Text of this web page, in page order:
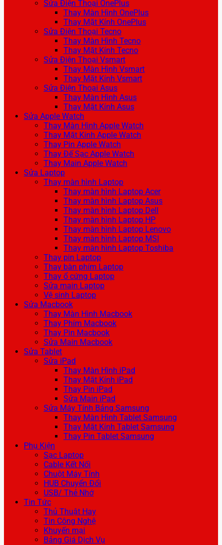
Sửa Điện Thoại OnePlus
Thay Màn Hình OnePlus
Thay Mặt Kính OnePlus
Sửa Điện Thoại Tecno
Thay Màn Hình Tecno
Thay Mặt Kính Tecno
Sửa Điện Thoại Vsmart
Thay Màn Hình Vsmart
Thay Mặt Kính Vsmart
Sửa Điện Thoại Asus
Thay Màn Hình Asus
Thay Mặt Kính Asus
Sửa Apple Watch
Thay Màn Hình Apple Watch
Thay Mặt Kính Apple Watch
Thay Pin Apple Watch
Thay Đế Sạc Apple Watch
Thay Main Apple Watch
Sửa Laptop
Thay màn hình Laptop
Thay màn hình Laptop Acer
Thay màn hình Laptop Asus
Thay màn hình Laptop Dell
Thay màn hình Laptop HP
Thay màn hình Laptop Lenovo
Thay màn hình Laptop MSI
Thay màn hình Laptop Toshiba
Thay pin Laptop
Thay bàn phím Laptop
Thay ổ cứng Laptop
Sửa main Laptop
Vệ sinh Laptop
Sửa Macbook
Thay Màn Hình Macbook
Thay Phím Macbook
Thay Pin Macbook
Sửa Main Macbook
Sửa Tablet
Sửa iPad
Thay Màn Hình iPad
Thay Mặt Kính iPad
Thay Pin iPad
Sửa Main iPad
Sửa Máy Tính Bảng Samsung
Thay Màn Hình Tablet Samsung
Thay Mặt Kính Tablet Samsung
Thay Pin Tablet Samsung
Phụ Kiện
Sạc Laptop
Cable Kết Nối
Chuột Máy Tính
HUB Chuyển Đổi
USB/ Thẻ Nhớ
Tin Tức
Thủ Thuật Hay
Tin Công Nghệ
Khuyến mại
Bảng Giá Dịch Vụ